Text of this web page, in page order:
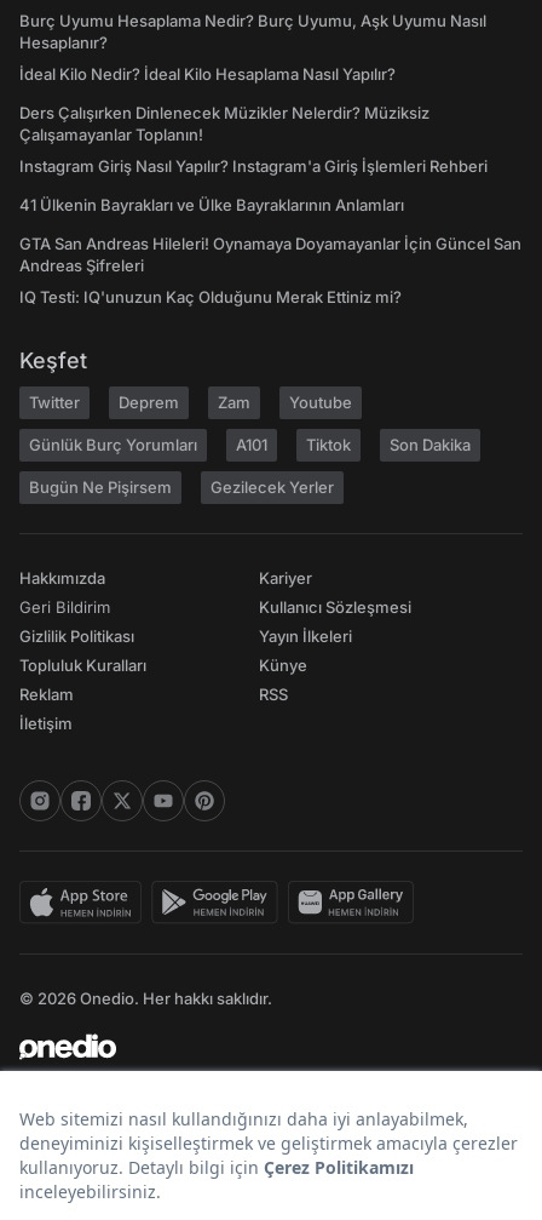
Burç Uyumu Hesaplama Nedir? Burç Uyumu, Aşk Uyumu Nasıl
Hesaplanır?
İdeal Kilo Nedir? İdeal Kilo Hesaplama Nasıl Yapılır?
Ders Çalışırken Dinlenecek Müzikler Nelerdir? Müziksiz
Çalışamayanlar Toplanın!
Instagram Giriş Nasıl Yapılır? Instagram'a Giriş İşlemleri Rehberi
41 Ülkenin Bayrakları ve Ülke Bayraklarının Anlamları
GTA San Andreas Hileleri! Oynamaya Doyamayanlar İçin Güncel San
Andreas Şifreleri
IQ Testi: IQ'unuzun Kaç Olduğunu Merak Ettiniz mi?
Keşfet
Twitter Deprem Zam Youtube
Günlük Burç Yorumları A101 Tiktok Son Dakika
Bugün Ne Pişirsem Gezilecek Yerler
Hakkımızda
Geri Bildirim
Gizlilik Politikası
Topluluk Kuralları
Reklam
İletişim
Kariyer
Kullanıcı Sözleşmesi
Yayın İlkeleri
Künye
RSS
© 2026 Onedio. Her hakkı saklıdır.
Bir markasıdır.